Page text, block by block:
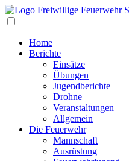
Home
Berichte
Einsätze
Übungen
Jugendberichte
Drohne
Veranstaltungen
Allgemein
Die Feuerwehr
Mannschaft
Ausrüstung